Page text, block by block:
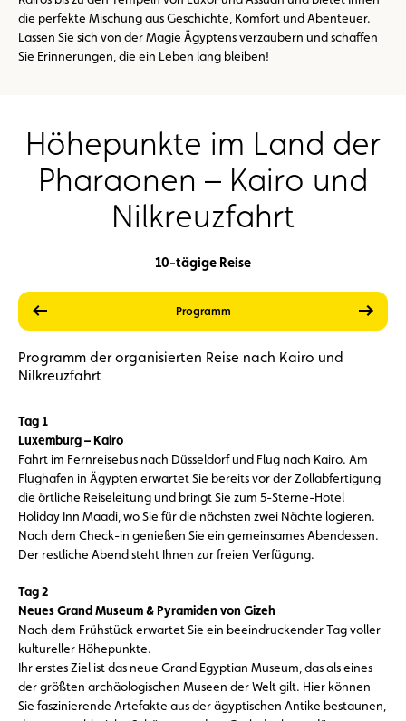
die perfekte Mischung aus Geschichte, Komfort und Abenteuer.
Lassen Sie sich von der Magie Ägyptens verzaubern und schaffen
Sie Erinnerungen, die ein Leben lang bleiben!
Höhepunkte im Land der
Pharaonen – Kairo und
Nilkreuzfahrt
10-tägige Reise
vorherige ProgrammLeistungen
Preise
Programm der organisierten Reise nach Kairo und
Nilkreuzfahrt
Tag 1
Luxemburg – Kairo
Fahrt im Fernreisebus nach Düsseldorf und Flug nach Kairo. Am
Flughafen in Ägypten erwartet Sie bereits vor der Zollabfertigung
die örtliche Reiseleitung und bringt Sie zum 5-Sterne-Hotel
Holiday Inn Maadi, wo Sie für die nächsten zwei Nächte logieren.
Nach dem Check-in genießen Sie ein gemeinsames Abendessen.
Der restliche Abend steht Ihnen zur freien Verfügung.
Tag 2
Neues Grand Museum & Pyramiden von Gizeh
Nach dem Frühstück erwartet Sie ein beeindruckender Tag voller
kultureller Höhepunkte.
Ihr erstes Ziel ist das neue Grand Egyptian Museum, das als eines
der größten archäologischen Museen der Welt gilt. Hier können
Sie faszinierende Artefakte aus der ägyptischen Antike bestaunen,